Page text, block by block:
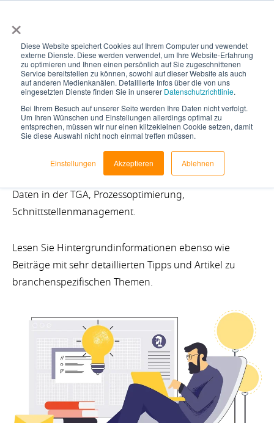
×
Diese Website speichert Cookies auf Ihrem Computer und vewendet
externe Dienste. Diese werden verwendet, um Ihre Website-Erfahrung
zu optimieren und Ihnen einen persönlich auf Sie zugeschnittenen
Service bereitstellen zu können, sowohl auf dieser Website als auch
auf anderen Medienkanälen. Detaillierte Infos über die von uns
eingesetzten Dienste finden Sie in unserer Datenschutzrichtlinie.
Bei Ihrem Besuch auf unserer Seite werden Ihre Daten nicht verfolgt.
Um Ihren Wünschen und Einstellungen allerdings optimal zu
entsprechen, müssen wir nur einen klitzekleinen Cookie setzen, damit
Sie diese Auswahl nicht noch einmal treffen müssen.
Einstellungen Akzeptieren Ablehnen
Blog
Freuen Sie sich auf interessante Themen rund um
Konfiguration, Automatisierung der Konstruktion, BIM
Daten in der TGA, Prozessoptimierung,
Schnittstellenmanagement.
Lesen Sie Hintergrundinformationen ebenso wie
Beiträge mit sehr detaillierten Tipps und Artikel zu
branchenspezifischen Themen.